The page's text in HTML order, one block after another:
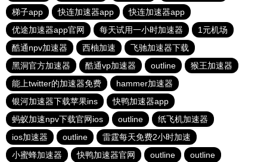
梯子app
快连加速器app
快连加速器app
优途加速器app官网
每天试用一小时加速器
1元机场
酷通npv加速器
西柚加速
飞驰加速器下载
黑洞官方加速器
酷通vp加速器 outline
猴王加速器
能上twitter的加速器免费
hammer加速器
银河加速器下载苹果ins
快鸭加速器app
蚂蚁加速npv下载官网ios
outline
纸飞机加速器
ios加速器
outline
雷霆每天免费2小时加速
小蜜蜂加速器
快鸭加速器官网 outline outline